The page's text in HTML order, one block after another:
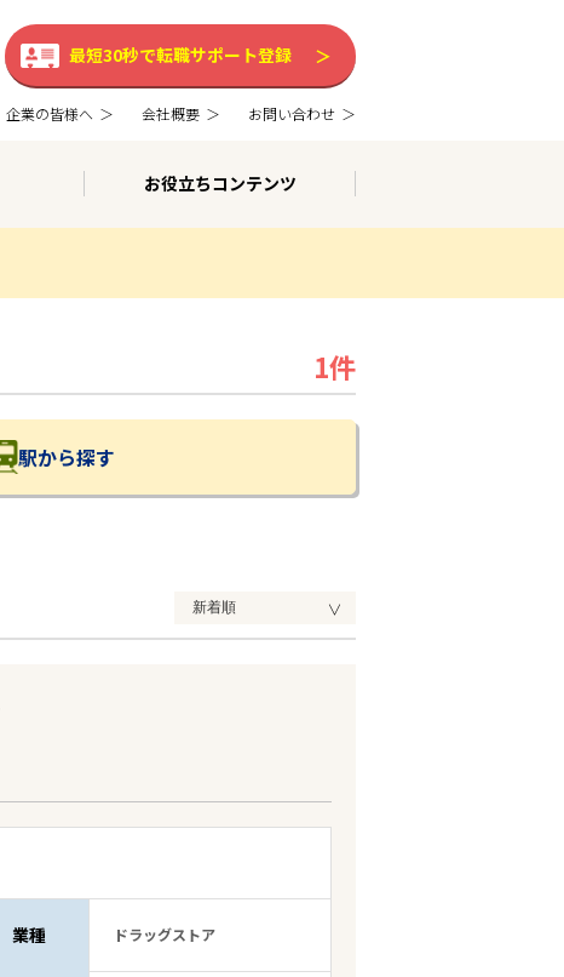
最短30秒で転職サポート登録
企業の皆様へ 会社概要 お問い合わせ
お役立ちコンテンツ
1件
駅から探す
業種 ドラッグストア